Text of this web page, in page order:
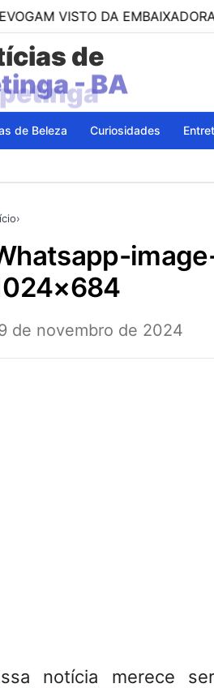
DA EMBAIXADORA DO
de
de Beleza Curiosidades
›
19-at-09.55.15-
de novembro de 2024
notícia merece